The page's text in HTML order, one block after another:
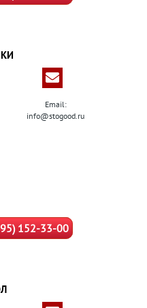
Email:
info@stogood.ru
152-33-00